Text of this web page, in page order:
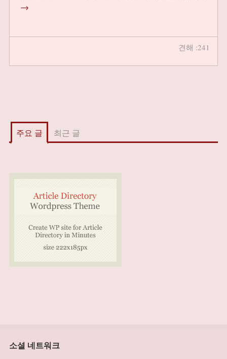
→
견해 :241
주요 글 최근 글
소셜 네트워크